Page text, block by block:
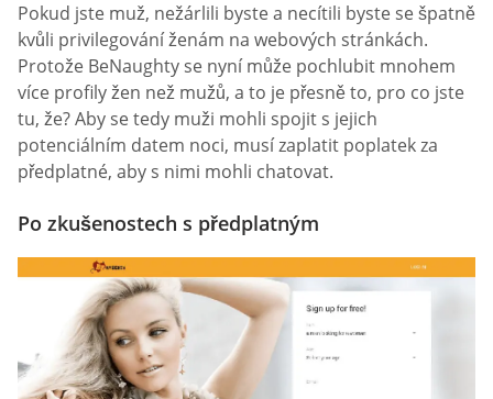
Pokud jste muž, nežárlili byste a necítili byste se špatně
kvůli privilegování ženám na webových stránkách.
Protože BeNaughty se nyní může pochlubit mnohem
více profily žen než mužů, a to je přesně to, pro co jste
tu, že? Aby se tedy muži mohli spojit s jejich
potenciálním datem noci, musí zaplatit poplatek za
předplatné, aby s nimi mohli chatovat.
Po zkušenostech s předplatným